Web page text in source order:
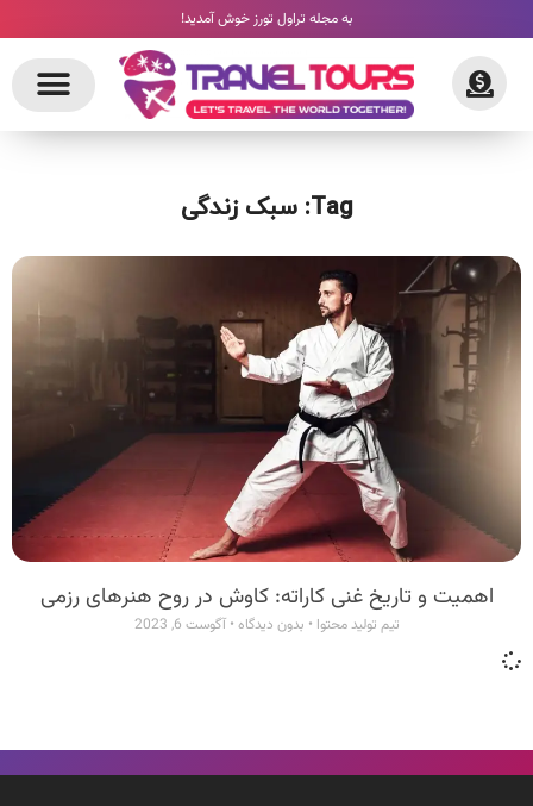
به مجله تراول تورز خوش آمدید!
Tag: سبک زندگی
اهمیت و تاریخ غنی کاراته: کاوش در روح هنرهای رزمی
تیم تولید محتوا بدون دیدگاه آگوست 6, 2023